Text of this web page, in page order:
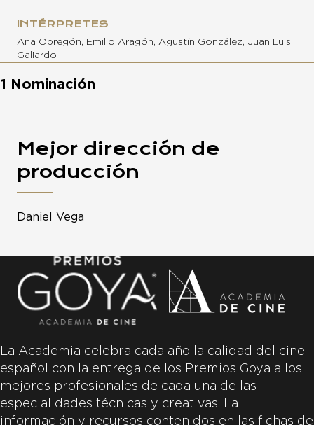
INTÉRPRETES
Ana Obregón, Emilio Aragón, Agustín González, Juan Luis
Galiardo
1 Nominación
Mejor dirección de
producción
Daniel Vega
La Academia celebra cada año la calidad del cine
español con la entrega de los Premios Goya a los
mejores profesionales de cada una de las
especialidades técnicas y creativas. La
información y recursos contenidos en las fichas de